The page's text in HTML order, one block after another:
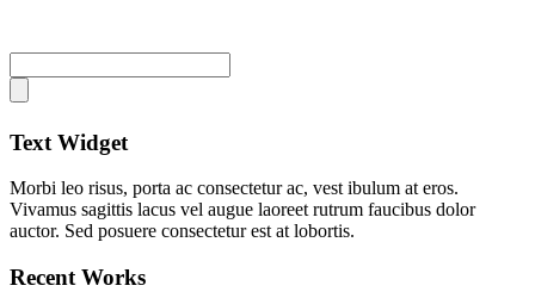
Text Widget
Morbi leo risus, porta ac consectetur ac, vest ibulum at eros.
Vivamus sagittis lacus vel augue laoreet rutrum faucibus dolor
auctor. Sed posuere consectetur est at lobortis.
Recent Works